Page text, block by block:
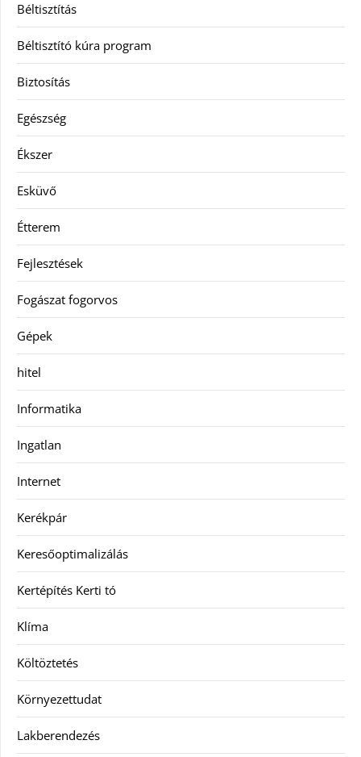
Béltisztítás
Béltisztító kúra program
Biztosítás
Egészség
Ékszer
Esküvő
Étterem
Fejlesztések
Fogászat fogorvos
Gépek
hitel
Informatika
Ingatlan
Internet
Kerékpár
Keresőoptimalizálás
Kertépítés Kerti tó
Klíma
Költöztetés
Környezettudat
Lakberendezés